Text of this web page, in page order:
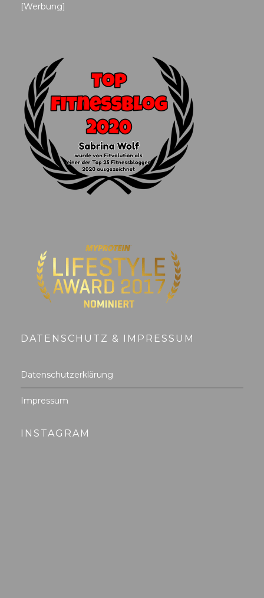
[Werbung]
DATENSCHUTZ & IMPRESSUM
Datenschutzerklärung
Impressum
INSTAGRAM